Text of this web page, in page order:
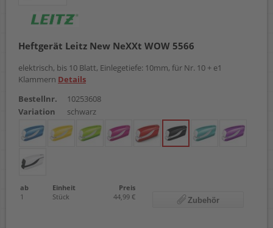
Heftgerät Leitz New NeXXt WOW 5566
elektrisch, bis 10 Blatt, Einlegetiefe: 10mm, für Nr. 10 + e1
Klammern Details
Bestellnr.
10253608
Variation
schwarz
ab Einheit
Preis
1
Stück 44,99 € Zubehör